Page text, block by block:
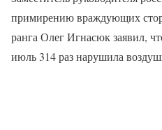
примирению враждующих
ранга Олег Игнасюк заявил,
июль 314 раз нарушила